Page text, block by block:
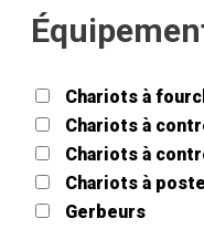
Chariots à
Chariots à
Chariots à
Chariots à
Gerbeurs